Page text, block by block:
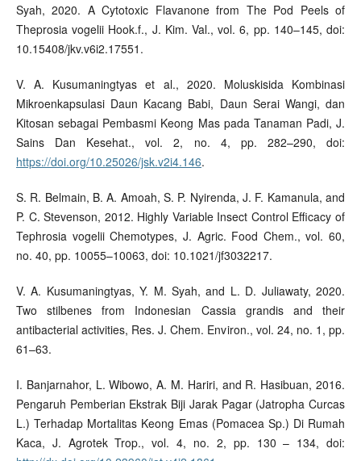
Syah, 2020. A Cytotoxic Flavanone from The Pod Peels of
Theprosia vogelii Hook.f., J. Kim. Val., vol. 6, pp. 140–145, doi:
10.15408/jkv.v6i2.17551.
V. A. Kusumaningtyas et al., 2020. Moluskisida Kombinasi
Mikroenkapsulasi Daun Kacang Babi, Daun Serai Wangi, dan
Kitosan sebagai Pembasmi Keong Mas pada Tanaman Padi, J.
Sains Dan Kesehat., vol. 2, no. 4, pp. 282–290, doi:
https://doi.org/10.25026/jsk.v2i4.146.
S. R. Belmain, B. A. Amoah, S. P. Nyirenda, J. F. Kamanula, and
P. C. Stevenson, 2012. Highly Variable Insect Control Efficacy of
Tephrosia vogelii Chemotypes, J. Agric. Food Chem., vol. 60,
no. 40, pp. 10055–10063, doi: 10.1021/jf3032217.
V. A. Kusumaningtyas, Y. M. Syah, and L. D. Juliawaty, 2020.
Two stilbenes from Indonesian Cassia grandis and their
antibacterial activities, Res. J. Chem. Environ., vol. 24, no. 1, pp.
61–63.
I. Banjarnahor, L. Wibowo, A. M. Hariri, and R. Hasibuan, 2016.
Pengaruh Pemberian Ekstrak Biji Jarak Pagar (Jatropha Curcas
L.) Terhadap Mortalitas Keong Emas (Pomacea Sp.) Di Rumah
Kaca, J. Agrotek Trop., vol. 4, no. 2, pp. 130 – 134, doi: